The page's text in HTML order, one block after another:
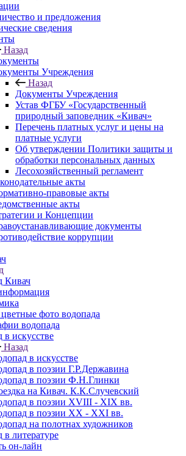
и предложения
сведения
Назад
Учреждения
Назад
Документы Учреждения
Устав ФГБУ «Государственный
природный заповедник «Кивач»
Перечень платных услуг и цены на
платные услуги
Об утверждении Политики защиты и
обработки персональных данных
Лесохозяйственный регламент
акты
правовые акты
акты
и Концепции
документы
коррупции
Кивач
фото водопада
водопада
в искусстве
Назад
в искусстве
в поэзии Г.Р.Державина
в поэзии Ф.Н.Глинки
на Кивач. К.К.Случевский
в поэзии XVIII - XIX вв.
в поэзии XX - XXI вв.
на полотнах художников
в литературе
он-лайн